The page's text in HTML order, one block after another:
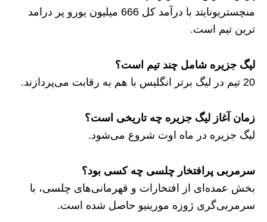
منچستریونایتد با درآمد کل 666 میلیون یورو پر درامد
ترین تیم است.
لیگ جزیره شامل چند تیم است؟
20 تیم در لیگ برتر انگلیس با هم به رقابت می‌پردازند‌.
زمان آغاز لیگ جزیره چه تاریخی است؟
لیگ جزیره در ماه اوت شروع می‌شود.
سرمربی پرافتخار چلسی چه کسی بود؟
بخش‌ عمده‌ای از افتخارات و قهرمانی‌های چلسی، با
سرمربی‌گری ژوزه مورینیو حاصل شده است.